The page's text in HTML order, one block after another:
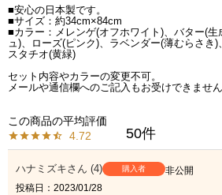
■安心の日本製です。
■サイズ：約34cm×84cm
■カラー：メレンゲ(オフホワイト)、バター(生
ュ)、ローズ(ピンク)、ラベンダー(薄むらさき
スタチオ(黄緑)
セット内容やカラーの変更不可。
メールや通信欄へのご記入もお受けできません
4.72 50
ハナミズキ 4 購入者
非公開
投稿日
2023/01/28